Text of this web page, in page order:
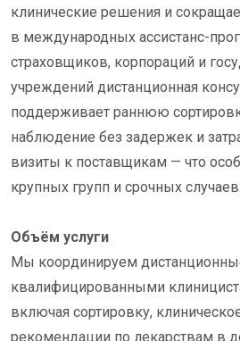
клинические решения и
в международных ассистанс-
страховщиков, корпораций и
учреждений дистанционная
поддерживает раннюю
наблюдение без задержек и
визиты к поставщикам — что
крупных групп и срочных случаев.
Объём услуги
Мы координируем
квалифицированными
включая сортировку,
рекомендации по лекарствам в